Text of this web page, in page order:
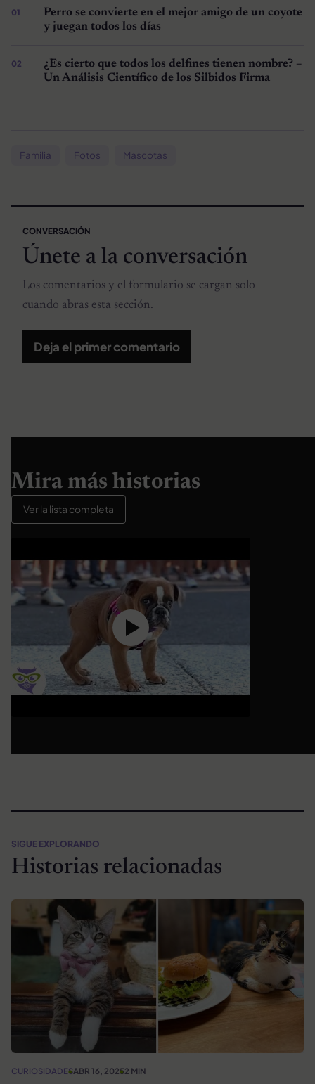
Perro se convierte en el mejor amigo de un coyote
y juegan todos los días
¿Es cierto que todos los delfines tienen nombre? –
Un Análisis Científico de los Silbidos Firma
Familia Fotos Mascotas
CONVERSACIÓN
Únete a la conversación
Los comentarios y el formulario se cargan solo
cuando abras esta sección.
Deja el primer comentario
Mira más historias
Ver la lista completa
SIGUE EXPLORANDO
Historias relacionadas
CURIOSIDADESABR 16, 20252 MIN